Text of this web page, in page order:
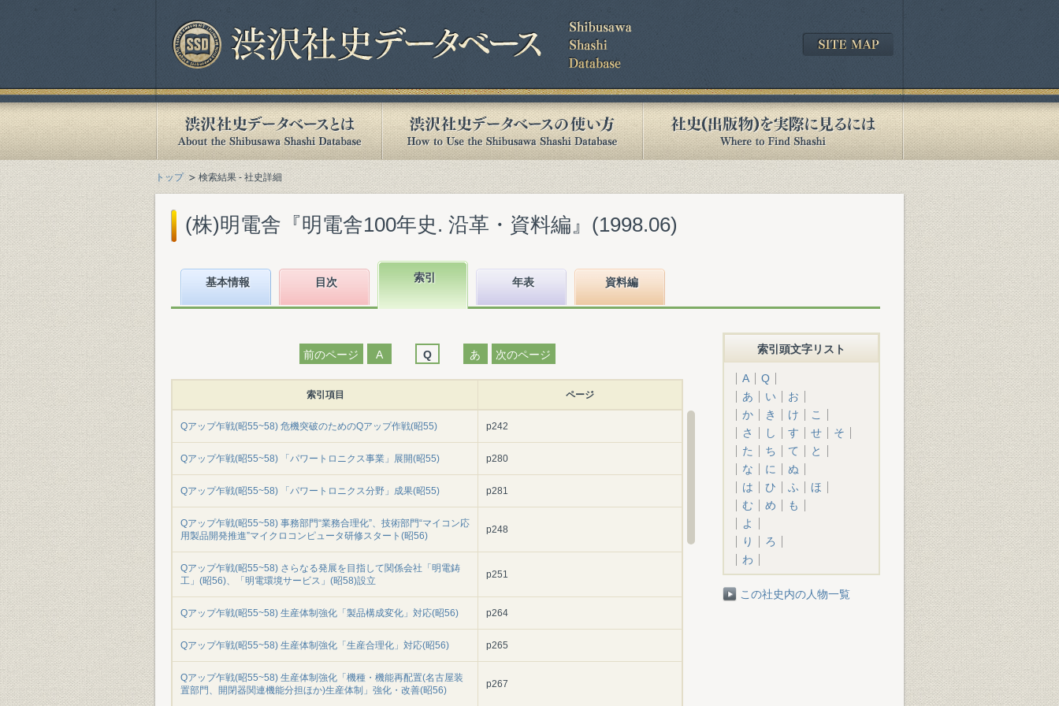
トップ 検索結果 - 社史詳細
(株)明電舎『明電舎100年史. 沿革・資料編』(1998.06)
基本情報 目次 索引 年表 資料編
前のページ A Q あ 次のページ
索引項目 ページ
Qアップ乍戦(昭55~58) 危機突破のためのQアップ作戦(昭55) p242
Qアップ乍戦(昭55~58) 「パワートロニクス事業」展開(昭55) p280
Qアップ乍戦(昭55~58) 「パワートロニクス分野」成果(昭55) p281
Qアップ乍戦(昭55~58) 事務部門“業務合理化”、技術部門“マイコン応
用製品開発推進”マイクロコンピュータ研修スタート(昭56)
p248
Qアップ乍戦(昭55~58) さらなる発展を目指して関係会社「明電鋳
工」(昭56)、「明電環境サービス」(昭58)設立
p251
Qアップ乍戦(昭55~58) 生産体制強化「製品構成変化」対応(昭56) p264
Qアップ乍戦(昭55~58) 生産体制強化「生産合理化」対応(昭56) p265
Qアップ乍戦(昭55~58) 生産体制強化「機種・機能再配置(名古屋装
置部門、開閉器関連機能分担ほか)生産体制」強化・改善(昭56)
p267
索引頭文字リスト
A
Q
あ
い
お
か
き け
こ
さ
し す せ
そ
た
ち て
と
な
に
ぬ
は
ひ ふ
ほ
む
め
も
よ
り
ろ
わ
この社史内の人物一覧